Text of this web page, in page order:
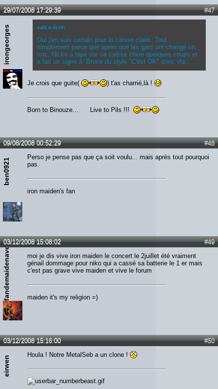
#47
29/07/2008 17:29:39
irongeorges xaN a écrit:
Oui j'en suis certain pour la caisse claire. Tout
simplement parce que après que les gars ont changé un
truc, Nicko a tapé sur sa caisse claire quelques coups et
a fait un signe à Bruce du style "C'est OK" donc vla..
Je crois que guite( ) t'as charrié,là !
Born to Binouze... Live to Pils !!!
#48
09/08/2008 00:52:29
ben0921
Perso je pense pas que ça soit voulu... mais après tout pourquoi
pas.
iron maiden's fan
#49
03/12/2008 15:08:02
fandemaidenavecstan
moi je dis vive iron maiden le concert le 2juillet été vraiment
génail dommage pour niko qui a cassé sa batterie le 1 er mais
c'est pas grave vive maiden et vive le forum
maiden it's my religion =)
#50
03/12/2008 15:16:00
eirwen
Houla ! Notre MetalSeb a un clone !